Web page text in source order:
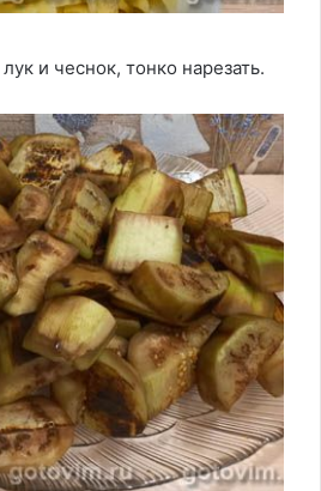
и чеснок, тонко нарезать.